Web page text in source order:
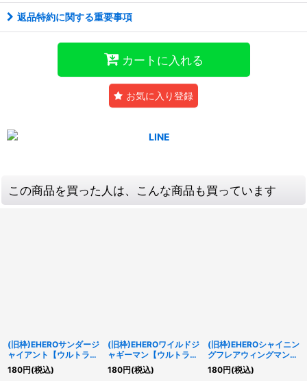
返品特約に関する重要事項
カートに入れる
お気に入り登録
この商品を買った人は、こんな商品も買っています
(旧枠)EHEROサンダージ
ャイアント【ウルトラ】
{LPG1-JP042}《融合》
180円(税込)
(旧枠)EHEROワイルドジ
ャギーマン【ウルトラ】
{LPG1-JP044}《融合》
180円(税込)
(旧枠)EHEROシャイニン
グフレアウィングマン
【ウルトラ】{LPG1-
JP045}《融合》
180円(税込)